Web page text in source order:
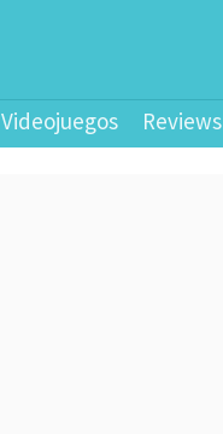
Videojuegos Reviews